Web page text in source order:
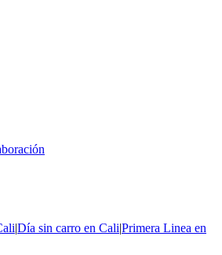
|Día sin carro en Cali|Primera Linea en